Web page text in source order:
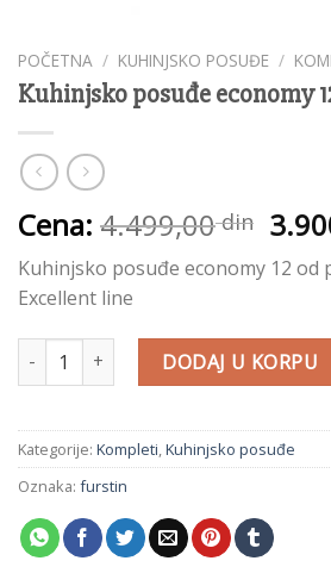
POČETNA / KUHINJSKO POSUĐE /
Kuhinjsko posuđe economy
Cena: 4.499,00din
cena
je
din.
Kuhinjsko posuđe economy 12 od
Excellent line
Kuhinjsko posuđe economy 12 količina
DODAJ U KORPU
Kategorije: Kompleti,Kuhinjsko posuđe
Oznaka: furstin